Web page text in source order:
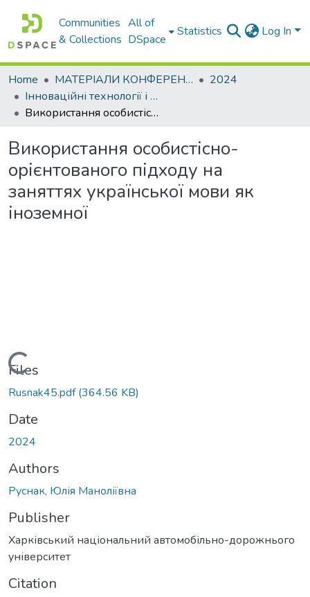
Communities
& Collections
All of
DSpace
Statistics Log In
Home МАТЕРІАЛИ КОНФЕРЕНЦІЙ
2024
Інноваційні технології і методика викладання гуманітарних дисциплін: теорія і практика технічних закладів вищої освіти
Використання особистісно-орієнтованого підходу на заняттях української мови як іноземної
Використання особистісно-
орієнтованого підходу на
заняттях української мови як
іноземної
Loading...
Files
Rusnak45.pdf(364.56 KB)
Date
2024
Authors
Руснак, Юлія Маноліївна
Publisher
Харківський національний автомобільно-дорожнього
університет
Citation